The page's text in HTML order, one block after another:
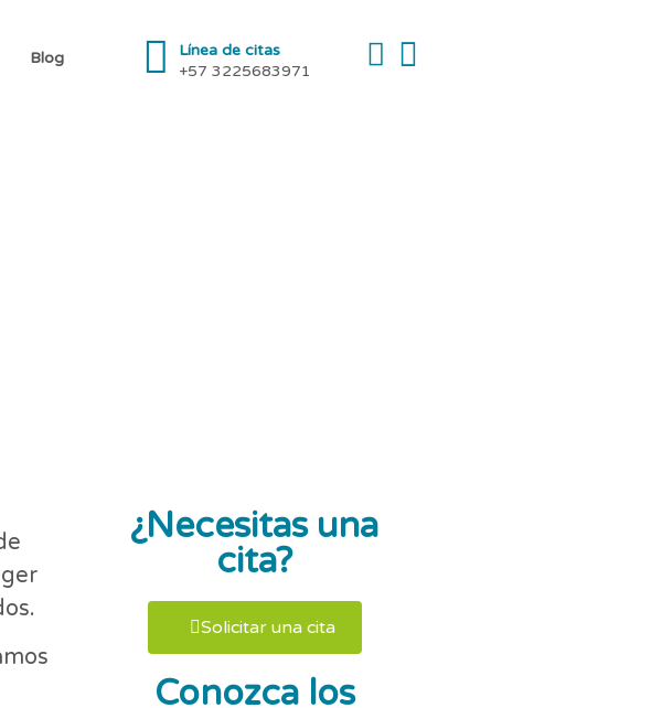
Blog
Línea de citas
+57 3225683971
¿Necesitas una
cita?
Solicitar una cita
Conozca los